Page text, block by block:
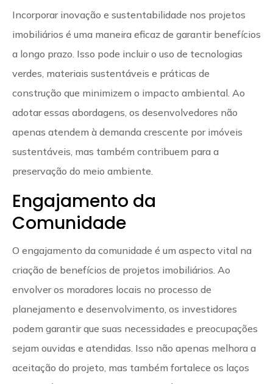
Incorporar inovação e sustentabilidade nos projetos
imobiliários é uma maneira eficaz de garantir benefícios
a longo prazo. Isso pode incluir o uso de tecnologias
verdes, materiais sustentáveis e práticas de
construção que minimizem o impacto ambiental. Ao
adotar essas abordagens, os desenvolvedores não
apenas atendem à demanda crescente por imóveis
sustentáveis, mas também contribuem para a
preservação do meio ambiente.
Engajamento da
Comunidade
O engajamento da comunidade é um aspecto vital na
criação de benefícios de projetos imobiliários. Ao
envolver os moradores locais no processo de
planejamento e desenvolvimento, os investidores
podem garantir que suas necessidades e preocupações
sejam ouvidas e atendidas. Isso não apenas melhora a
aceitação do projeto, mas também fortalece os laços